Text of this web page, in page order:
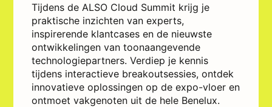
Tijdens de ALSO Cloud Summit krijg je
praktische inzichten van experts,
inspirerende klantcases en de nieuwste
ontwikkelingen van toonaangevende
technologiepartners. Verdiep je kennis
tijdens interactieve breakoutsessies, ontdek
innovatieve oplossingen op de expo-vloer en
ontmoet vakgenoten uit de hele Benelux.